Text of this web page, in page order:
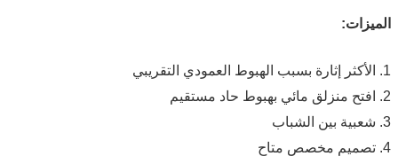
الميزات:
1. الأكثر إثارة بسبب الهبوط العمودي التقريبي
2. افتح منزلق مائي بهبوط حاد مستقيم
3. شعبية بين الشباب
4. تصميم مخصص متاح